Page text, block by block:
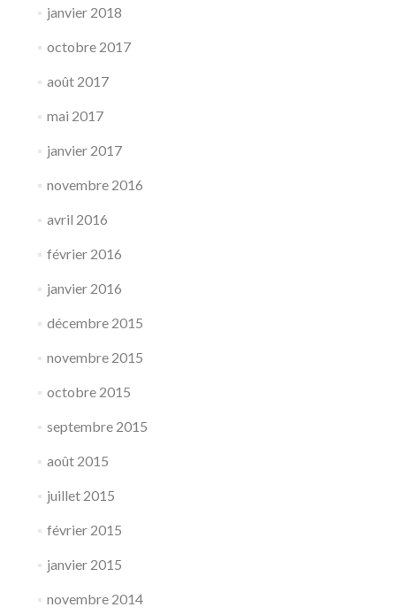
janvier 2018
octobre 2017
août 2017
mai 2017
janvier 2017
novembre 2016
avril 2016
février 2016
janvier 2016
décembre 2015
novembre 2015
octobre 2015
septembre 2015
août 2015
juillet 2015
février 2015
janvier 2015
novembre 2014